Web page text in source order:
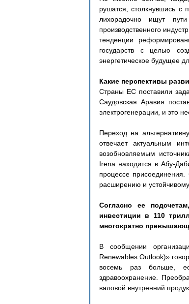
рушатся, столкнувшись с
лихорадочно ищут
производственного
тенденции
государств с целью
энергетическое будущее
Какие перспективы
Страны ЕС поставили
Саудовская Аравия
электрогенерации, и это
Переход на
отвечает актуальным
возобновляемым
Irena находится в Абу-
процессе присоединения.
расширению и
Согласно ее
инвестиции в 110
многократно
В сообщении
Renewables Outlook)»
восемь раз больше,
здравоохранение.
валовой внутренний